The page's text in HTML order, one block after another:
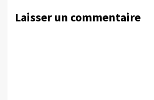
Laisser un commentaire